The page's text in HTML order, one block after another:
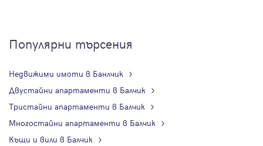
Популярни търсения
Недвижими имоти в Банлчик
Двустайни апартаменти в Балчик
Тристайни апартаменти в Балчик
Многостайни апартаменти в Балчик
Къщи и вили в Балчик